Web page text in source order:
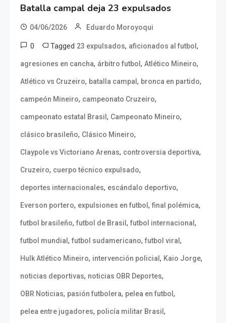
Batalla campal deja 23 expulsados
04/06/2026 Eduardo Moroyoqui
0 Tagged 23 expulsados, aficionados al futbol ,
agresiones en cancha, árbitro futbol , Atlético Mineiro,
Atlético vs Cruzeiro, batalla campal , bronca en partido,
campeón Mineiro, campeonato Cruzeiro,
campeonato estatal Brasil , Campeonato Mineiro,
clásico brasileño, Clásico Mineiro,
Claypole vs Victoriano Arenas, controversia deportiva,
Cruzeiro, cuerpo técnico expulsado,
deportes internacionales, escándalo deportivo,
Everson portero, expulsiones en futbol , final polémica,
futbol brasileño, futbol de Brasil , futbol internacional ,
futbol mundial , futbol sudamericano, futbol viral ,
Hulk Atlético Mineiro, intervención policial , Kaio Jorge,
noticias deportivas, noticias OBR Deportes,
OBR Noticias, pasión futbolera, pelea en futbol ,
pelea entre jugadores, policía militar Brasil ,